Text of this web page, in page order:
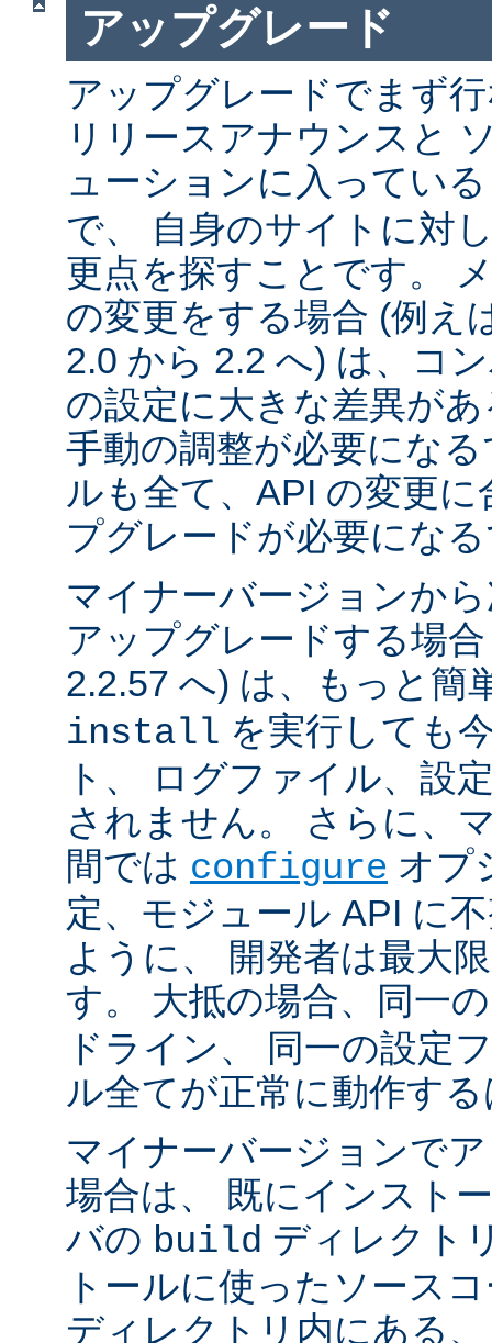
アップグレード
アップグレードでまず
リリースアナウンスと
ューションに入ってい
で、 自身のサイトに対
更点を探すことです。
の変更をする場合 (例え
2.0 から 2.2 へ) は、コ
の設定に大きな差異が
手動の調整が必要にな
ルも全て、API の変更
プグレードが必要にな
マイナーバージョンか
アップグレードする場
2.2.57 へ) は、もっと簡
install を実行しても
ト、 ログファイル、設
されません。 さらに、
間では configure オプ
定、モジュール API に
ように、 開発者は最大
す。 大抵の場合、同一
ドライン、 同一の設定
ル全てが正常に動作す
マイナーバージョンで
場合は、 既にインスト
バの build ディレクト
トールに使ったソース
ディレクトリ内にある